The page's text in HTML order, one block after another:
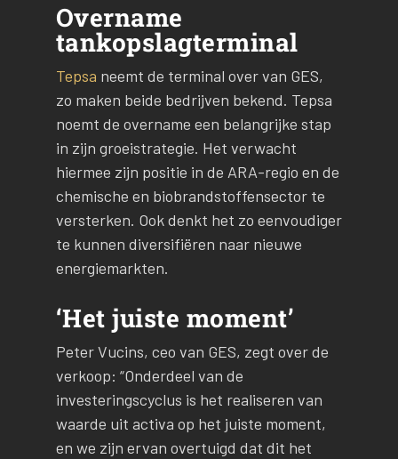
Overname
tankopslagterminal
Tepsa neemt de terminal over van GES,
zo maken beide bedrijven bekend. Tepsa
noemt de overname een belangrijke stap
in zijn groeistrategie. Het verwacht
hiermee zijn positie in de ARA-regio en de
chemische en biobrandstoffensector te
versterken. Ook denkt het zo eenvoudiger
te kunnen diversifiëren naar nieuwe
energiemarkten.
‘Het juiste moment’
Peter Vucins, ceo van GES, zegt over de
verkoop: “Onderdeel van de
investeringscyclus is het realiseren van
waarde uit activa op het juiste moment,
en we zijn ervan overtuigd dat dit het